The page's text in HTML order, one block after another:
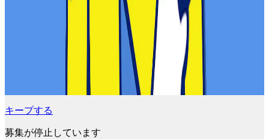
キープする
募集が停止しています